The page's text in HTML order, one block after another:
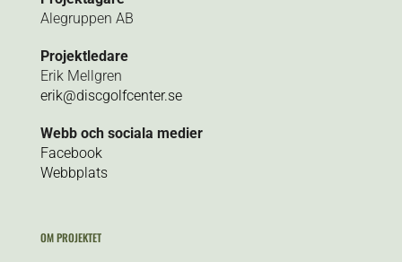
Alegruppen AB
Projektledare
Erik Mellgren
erik@discgolfcenter.se
Webb och sociala medier
Facebook
Webbplats
OM PROJEKTET